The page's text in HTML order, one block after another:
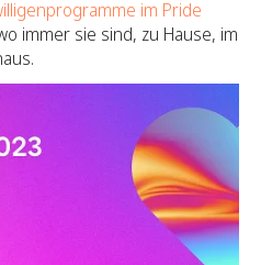
im Pride
immer sie sind, zu Hause, im